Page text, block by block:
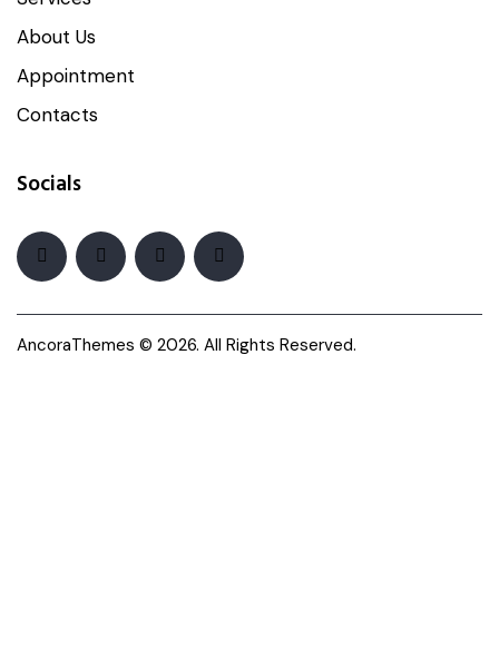
About Us
Appointment
Contacts
Socials
AncoraThemes © 2026. All Rights Reserved.